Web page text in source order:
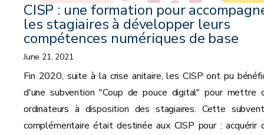
CISP : une formation pour
les stagiaires à développer leurs
compétences numériques de base
June 21, 2021
Fin 2020, suite à la crise anitaire, les CISP ont pu
d'une subvention "Coup de pouce digital" pour mettre
ordinateurs à disposition des stagiaires. Cette
complémentaire était destinée aux CISP pour : acquérir